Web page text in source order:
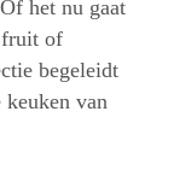
het nu gaat
fruit of
begeleidt
van